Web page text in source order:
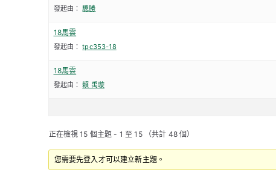
發起由：驄勝
18馬雲
發起由：tpc353-18
18馬雲
發起由：賴 禹璇
正在檢視 15 個主題 - 1 至 15 （共計 48 個）
您需要先登入才可以建立新主題。